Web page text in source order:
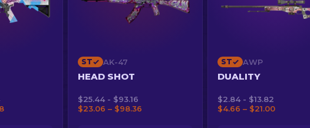
ST AK-47
HEAD SHOT
$25.44 - $93.16
$23.06 – $98.36
ST AWP
DUALITY
$2.84 - $13.82
$4.66 – $21.00